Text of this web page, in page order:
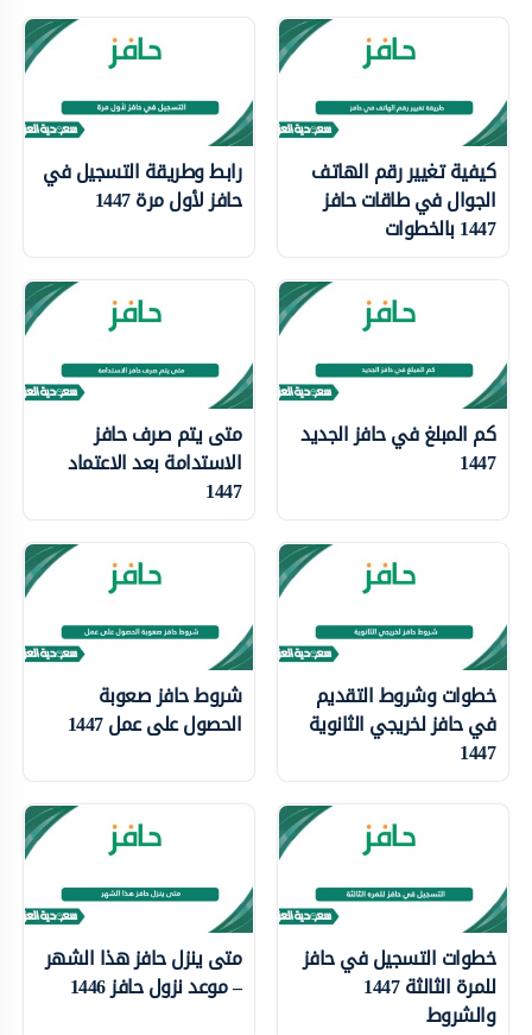
كيفية تغيير رقم الهاتف
الجوال في طاقات حافز
1447 بالخطوات
رابط وطريقة التسجيل في
حافز لأول مرة 1447
كم المبلغ في حافز الجديد
1447
متى يتم صرف حافز
الاستدامة بعد الاعتماد
1447
خطوات وشروط التقديم
في حافز لخريجي الثانوية
1447
شروط حافز صعوبة
الحصول على عمل 1447
خطوات التسجيل في حافز
للمرة الثالثة 1447
والشروط
متى ينزل حافز هذا الشهر
– موعد نزول حافز 1446